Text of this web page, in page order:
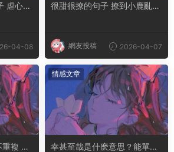
虐心到
04-08
很甜很撩的句子 撩到小鹿亂撞
網友投稿 2026-04-07
複 土
情感文章
幸甚至哉是什麽意思？能單獨